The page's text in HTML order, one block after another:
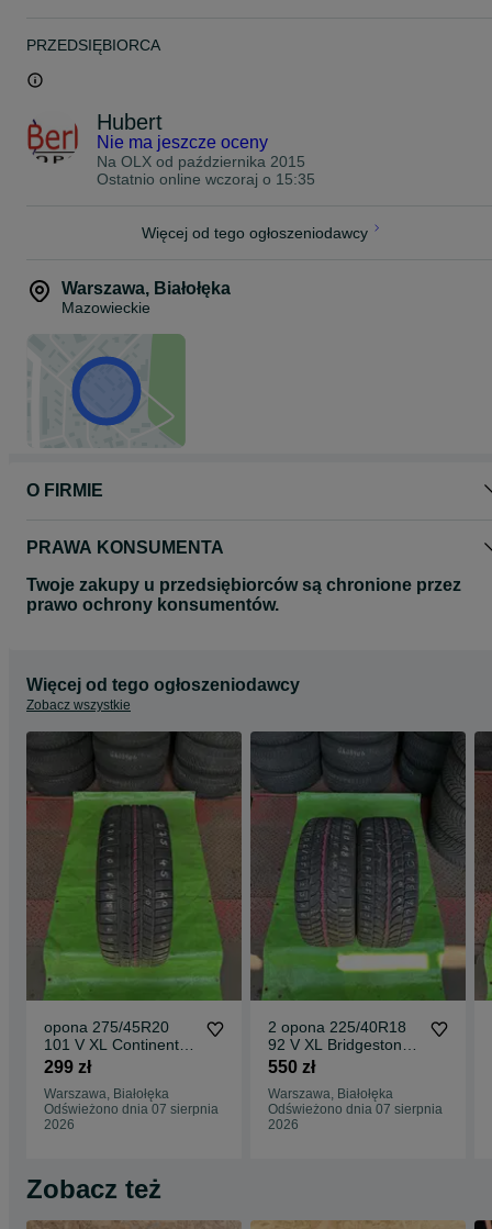
Świadczymy usługę wymiany opon u klienta
atrakcyjnych cenach .
PRZEDSIĘBIORCA
Hubert
Nie ma jeszcze oceny
Na OLX od października 2015
Ostatnio online wczoraj o 15:35
Więcej od tego ogłoszeniodawcy
Warszawa, Białołęka
Mazowieckie
O FIRMIE
PRAWA KONSUMENTA
Twoje zakupy u przedsiębiorców są chronione przez
prawo ochrony konsumentów.
Więcej od tego ogłoszeniodawcy
Zobacz wszystkie
opona 275/45R20
101 V XL Continental
CrossContact Winter
299 zł
Warszawa, Białołęka
Odświeżono dnia 07 sierpnia
2026
2 opona 225/40R18
92 V XL Bridgestone
Blizzak LM-32
550 zł
Warszawa, Białołęka
Odświeżono dnia 07 sierpnia
2026
Zobacz też